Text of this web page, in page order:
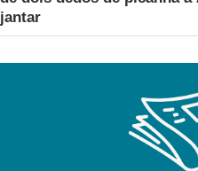
jantar